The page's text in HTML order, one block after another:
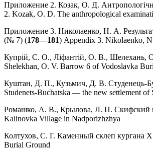
Приложение 2. Козак, О. Д.
2. Kozak, O. D. The anthropological
Приложение 3. Николаенко, Н. А.
(№ 7) (178—181) Appendix 3. Nikolaenko,
Купрій, С. О., Ліфантій, О. В., Шелехань,
Shelekhan, O. V. Barrow 6 of Vodoslavka
Куштан, Д. П., Кузьмич, Д. В. Студенець-
Studenets-Buchatska — the new settlement
Ромашко, А. В., Крылова, Л. П. Скифский
Kalinovka Village in Nadporizhzhya
Колтухов, С. Г. Каменный склеп кургана
Burial Ground